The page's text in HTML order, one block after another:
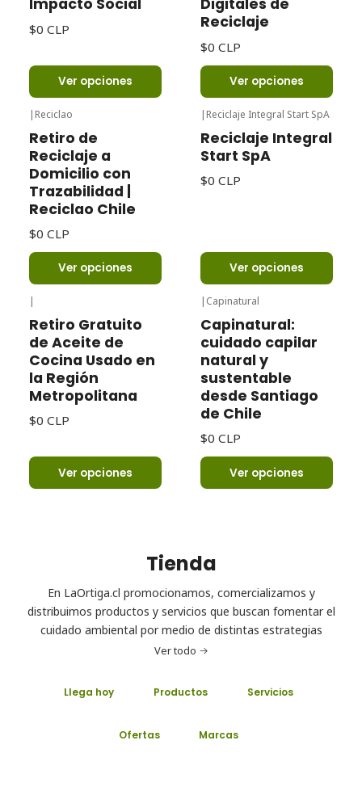
$0 CLP
Ver opciones
Reciclaje
$0 CLP
Ver opciones
| Reciclao
Retiro de
Reciclaje a
Domicilio con
Trazabilidad |
Reciclao Chile
$0 CLP
Ver opciones
| Reciclaje Integral Start SpA
Reciclaje Integral
Start SpA
$0 CLP
Ver opciones
|
Retiro Gratuito
de Aceite de
Cocina Usado en
la Región
Metropolitana
$0 CLP
Ver opciones
| Capinatural
Capinatural:
cuidado capilar
natural y
sustentable
desde Santiago
de Chile
$0 CLP
Ver opciones
Tienda
En LaOrtiga.cl promocionamos, comercializamos y
distribuimos productos y servicios que buscan fomentar el
cuidado ambiental por medio de distintas estrategias
Ver todo
Llega hoy Productos Servicios
Ofertas Marcas